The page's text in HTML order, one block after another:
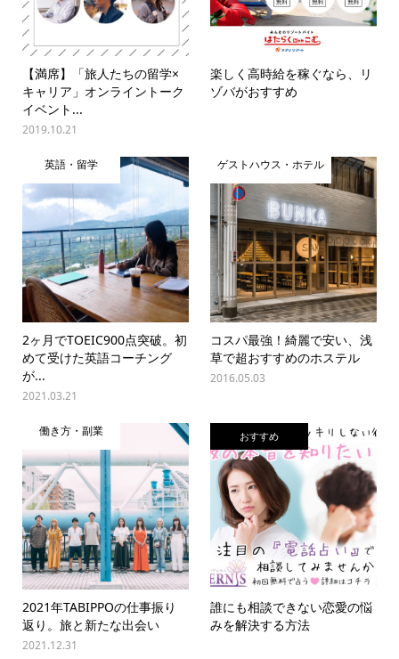
【満席】「旅人たちの留学×
キャリア」オンライントーク
イベント...
2019.10.21
楽しく高時給を稼ぐなら、リ
ゾバがおすすめ
英語・留学
2ヶ月でTOEIC900点突破。初
めて受けた英語コーチング
が...
2021.03.21
ゲストハウス・ホテル
コスパ最強！綺麗で安い、浅
草で超おすすめのホステル
2016.05.03
働き方・副業
2021年TABIPPOの仕事振り
返り。旅と新たな出会い
2021.12.31
おすすめ
誰にも相談できない恋愛の悩
みを解決する方法